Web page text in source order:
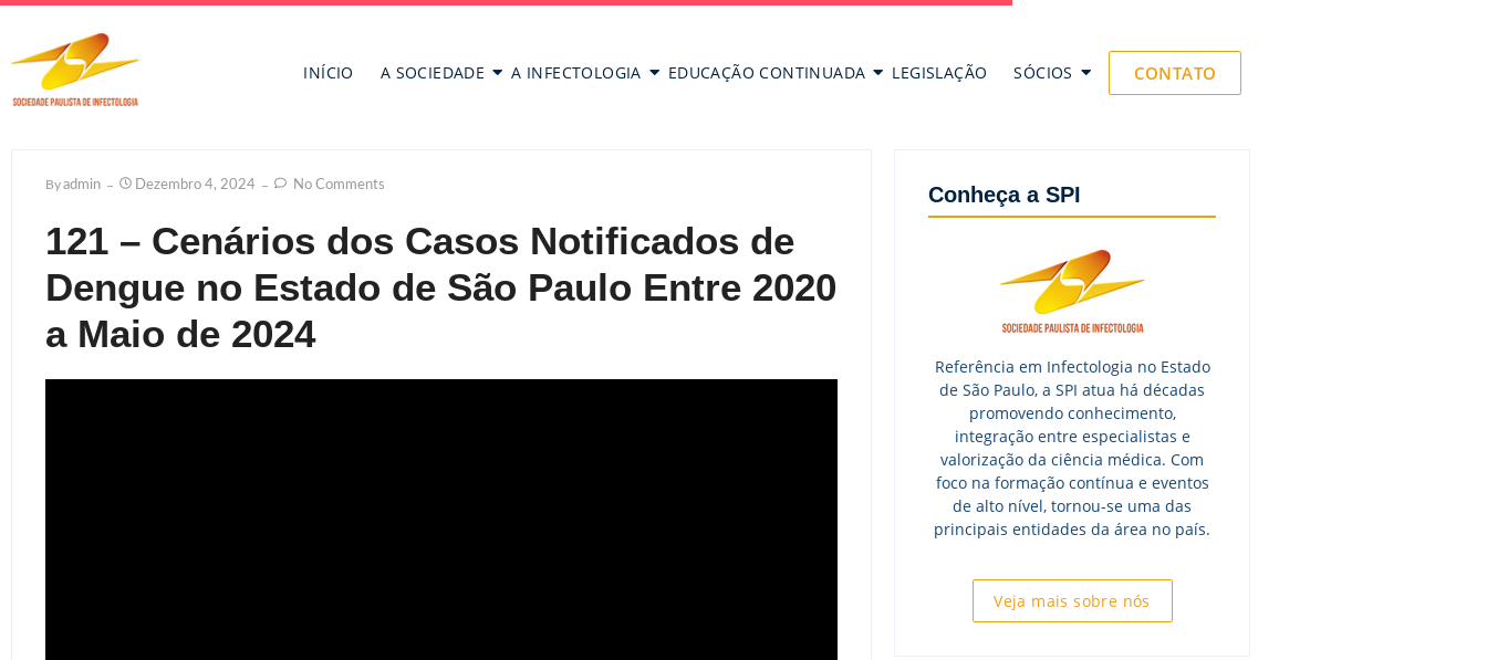
INÍCIO A SOCIEDADE A INFECTOLOGIA EDUCAÇÃO CONTINUADA LEGISLAÇÃO SÓCIOS CONTATO
ByAdmin Dezembro 4, 2024 No Comments
121 – Cenários dos Casos Notificados de
Dengue no Estado de São Paulo Entre 2020
a Maio de 2024
Conheça a SPI
Referência em Infectologia no Estado
de São Paulo, a SPI atua há décadas
promovendo conhecimento,
integração entre especialistas e
valorização da ciência médica. Com
foco na formação contínua e eventos
de alto nível, tornou-se uma das
principais entidades da área no país.
Veja mais sobre nós